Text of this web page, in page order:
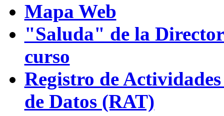
Mapa Web
"Saluda" de la
curso
Registro de
de Datos (RAT)